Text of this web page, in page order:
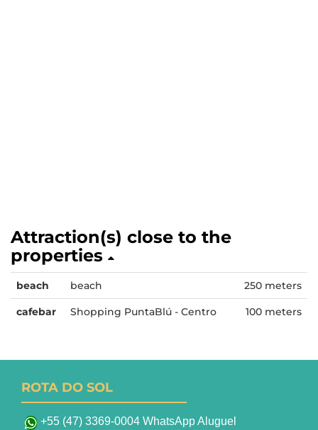
Attraction(s) close to the
properties
beach beach 250 meters
cafebar Shopping PuntaBlú - Centro 100 meters
ROTA DO SOL
+55 (47) 3369-0004 WhatsApp Aluguel